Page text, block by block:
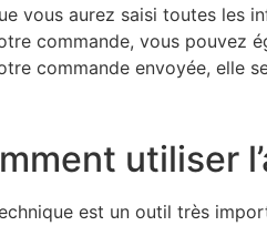
vous aurez saisi toutes les
commande, vous pouvez
commande envoyée, elle
utiliser
est un outil très